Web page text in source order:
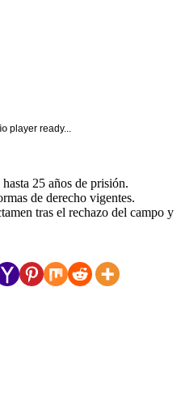
player ready...
25 años de prisión.
de derecho vigentes.
tras el rechazo del campo y